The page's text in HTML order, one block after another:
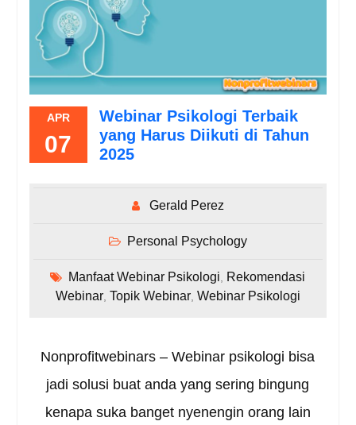
APR
07
Webinar Psikologi Terbaik
yang Harus Diikuti di Tahun
2025
Gerald Perez
Personal Psychology
Manfaat Webinar Psikologi
Rekomendasi
Webinar, Topik Webinar, Webinar Psikologi
Nonprofitwebinars – Webinar psikologi bisa
jadi solusi buat anda yang sering bingung
kenapa suka banget nyenengin orang lain